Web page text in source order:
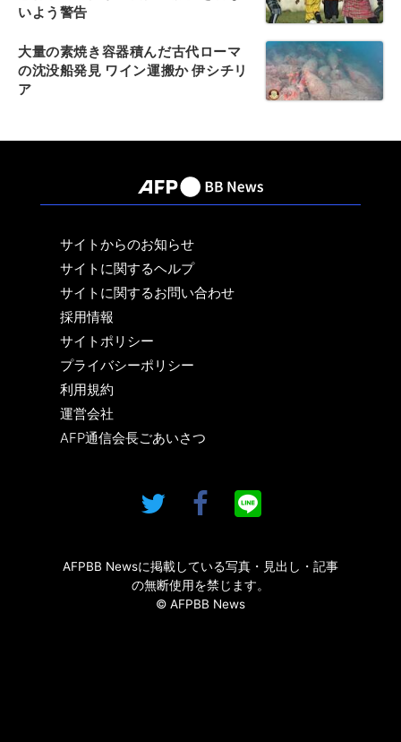
いよう警告
大量の素焼き容器積んだ古代ローマ
の沈没船発見 ワイン運搬か 伊シチリ
ア
サイトからのお知らせ
サイトに関するヘルプ
サイトに関するお問い合わせ
採用情報
サイトポリシー
プライバシーポリシー
利用規約
運営会社
AFP通信会長ごあいさつ
AFPBB Newsに掲載している写真・見出し・記事
の無断使用を禁じます。
© AFPBB News